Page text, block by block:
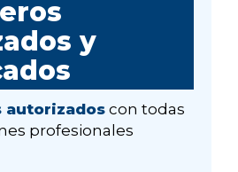
y
autorizados con todas
profesionales